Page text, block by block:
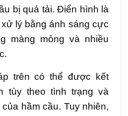
bị quá tải. Điển hình là
lý bằng ánh sáng cực
màng mỏng và nhiều
trên có thể được kết
tùy theo tình trạng và
hầm cầu. Tuy nhiên,